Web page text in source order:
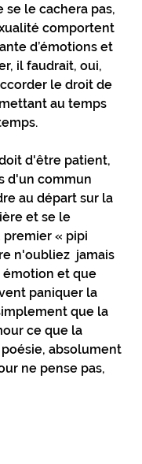
se le cachera pas,
comportent
d’émotions et
il faudrait, oui,
le droit de
au temps
d'être patient,
d'un commun
au départ sur la
et se le
premier « pipi
n'oubliez  jamais
et que
paniquer la
que la
ce que la
absolument
ne pense pas,